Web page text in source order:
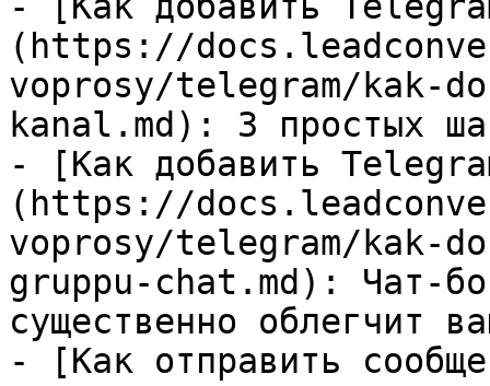
(https://
voprosy/telegram/kak-
kanal.md): 3 простых
- [Как добавить
(https://
voprosy/telegram/kak-
gruppu-chat.md): Чат-
существенно облегчит
- [Как отправить